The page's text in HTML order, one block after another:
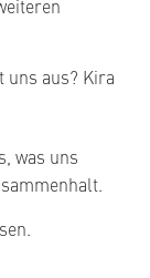
uns aus? Kira
was uns